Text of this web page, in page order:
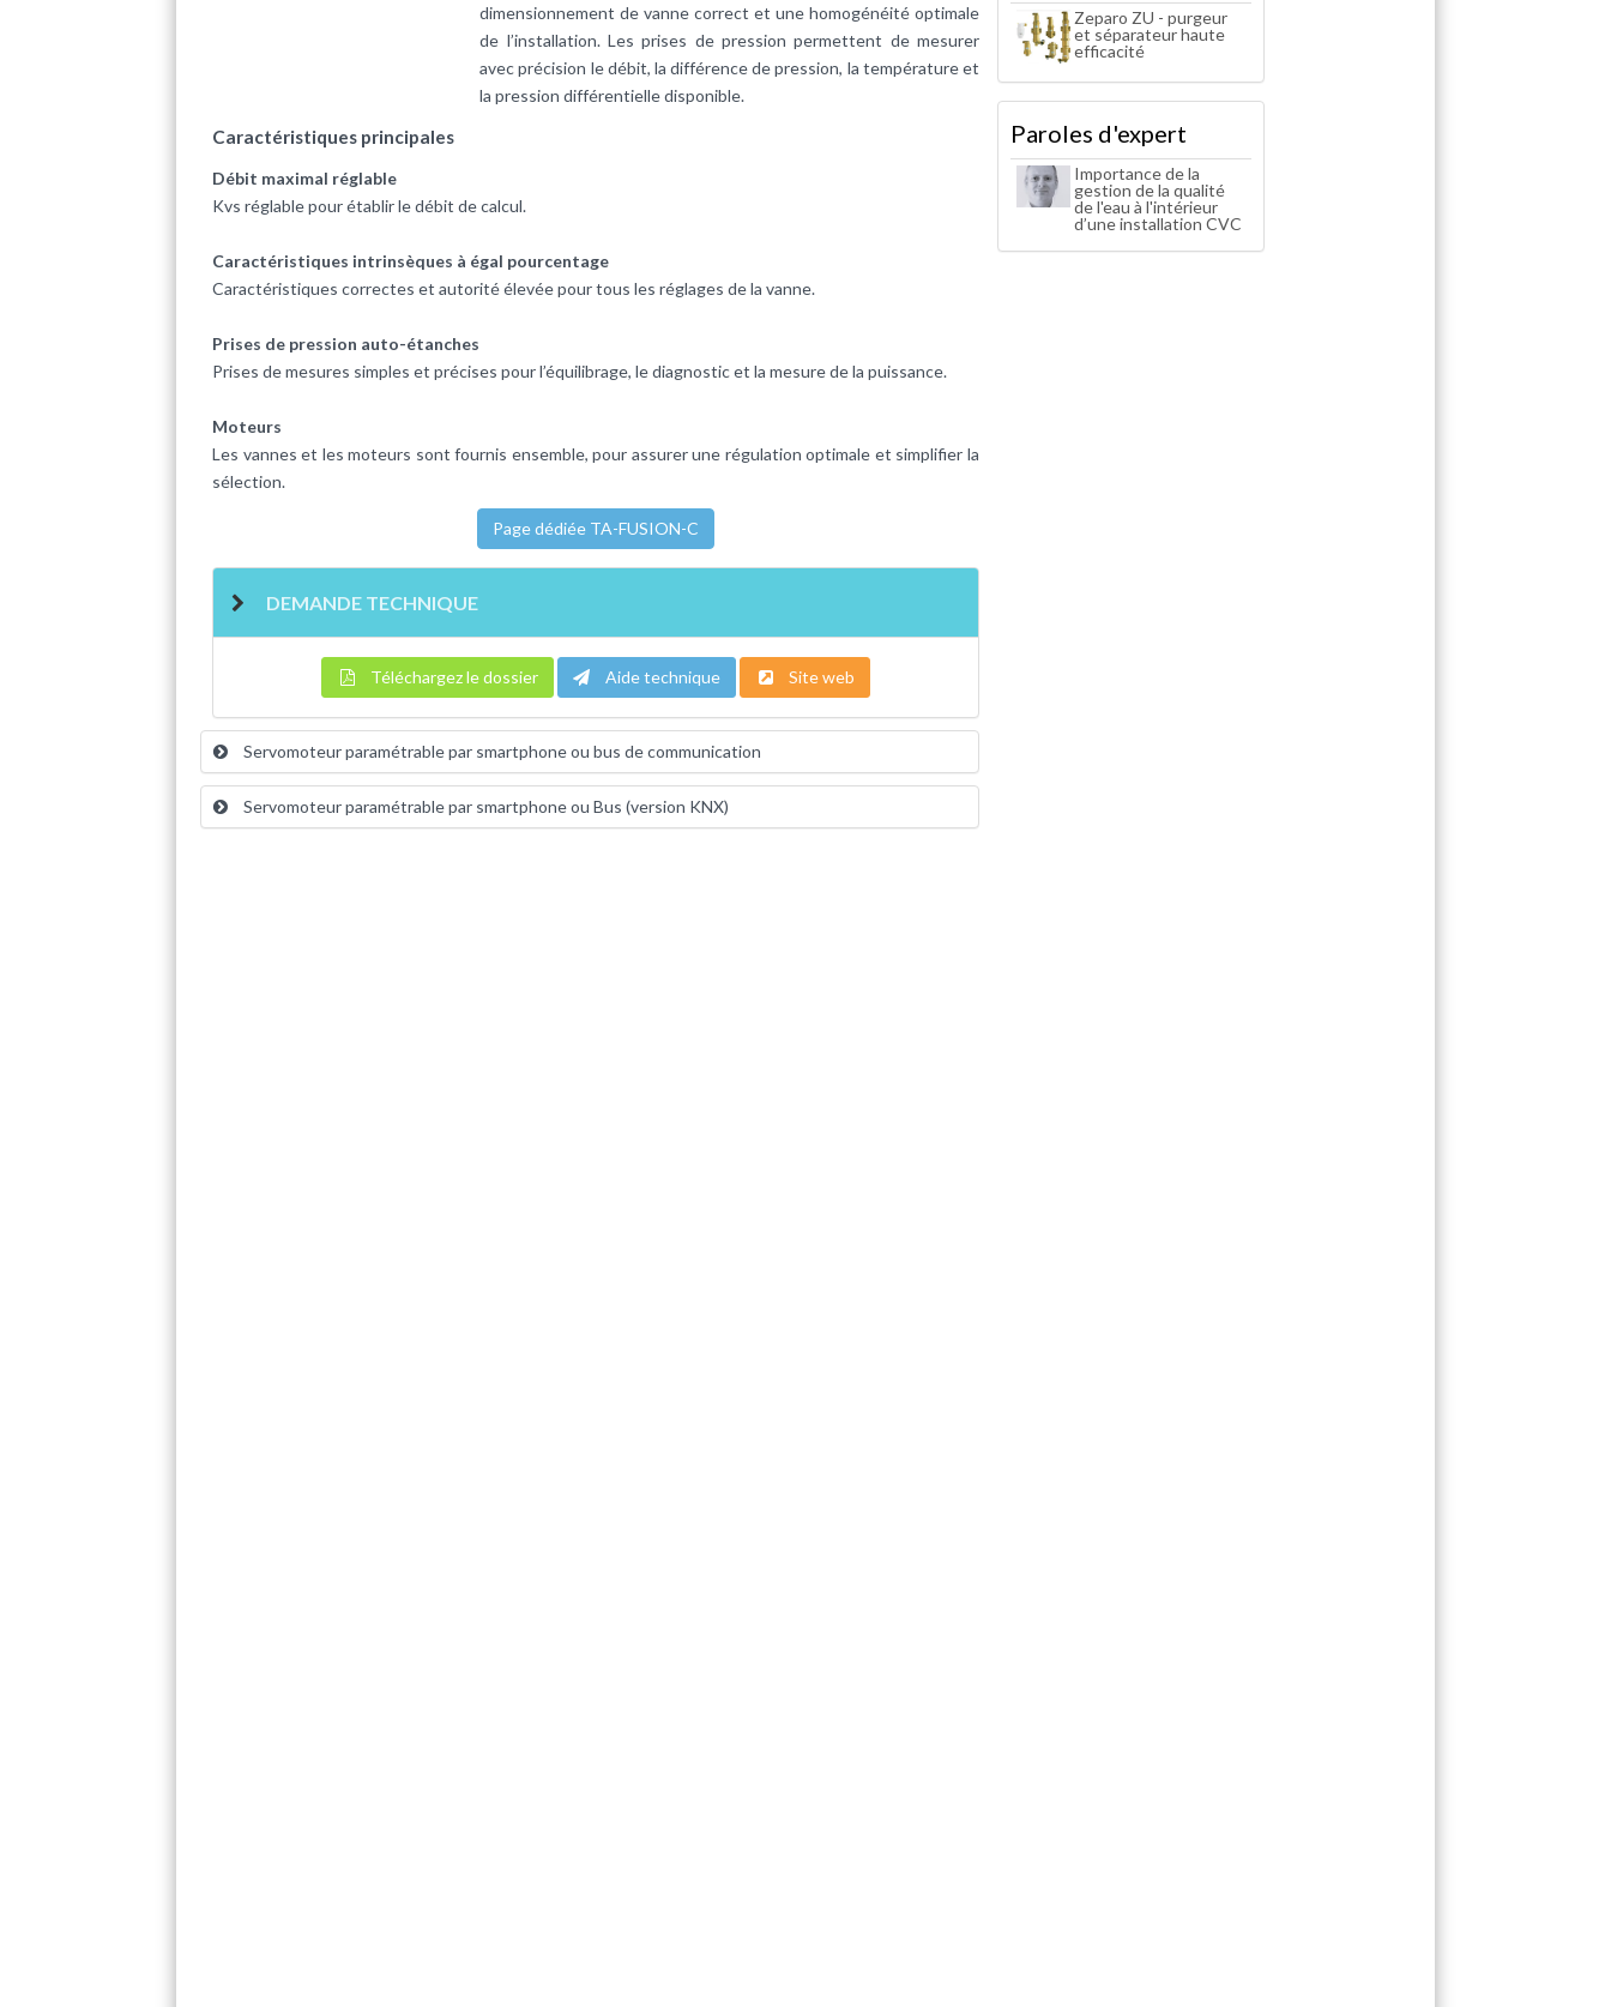
dimensionnement de vanne correct et une homogénéité optimale
de l’installation. Les prises de pression permettent de mesurer
avec précision le débit, la différence de pression, la température et
la pression différentielle disponible.
Caractéristiques principales
Débit maximal réglable
Kvs réglable pour établir le débit de calcul.
Caractéristiques intrinsèques à égal pourcentage
Caractéristiques correctes et autorité élevée pour tous les réglages de la vanne.
Prises de pression auto-étanches
Prises de mesures simples et précises pour l’équilibrage, le diagnostic et la mesure de la puissance.
Moteurs
Les vannes et les moteurs sont fournis ensemble, pour assurer une régulation optimale et simplifier la
sélection.
Page dédiée TA-FUSION-C
DEMANDE TECHNIQUE
Téléchargez le dossier Aide technique Site web
Servomoteur paramétrable par smartphone ou bus de communication
Servomoteur paramétrable par smartphone ou Bus (version KNX)
Zeparo ZU - purgeur
et séparateur haute
efficacité
Paroles d'expert
Importance de la
gestion de la qualité
de l'eau à l'intérieur
d’une installation CVC